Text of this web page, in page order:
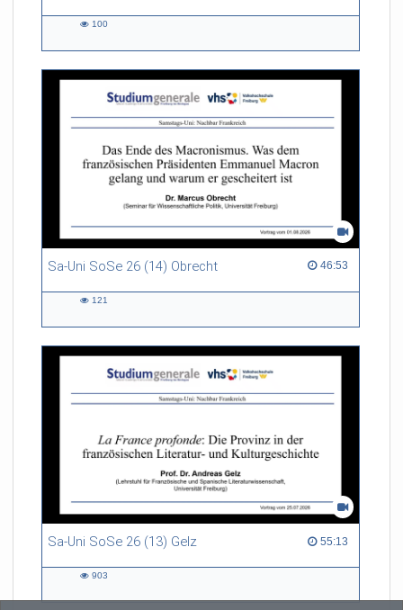
100
Sa-Uni SoSe 26 (14) Obrecht 46:53
46:53 duration
121
Sa-Uni SoSe 26 (13) Gelz 55:13
55:13 duration
903